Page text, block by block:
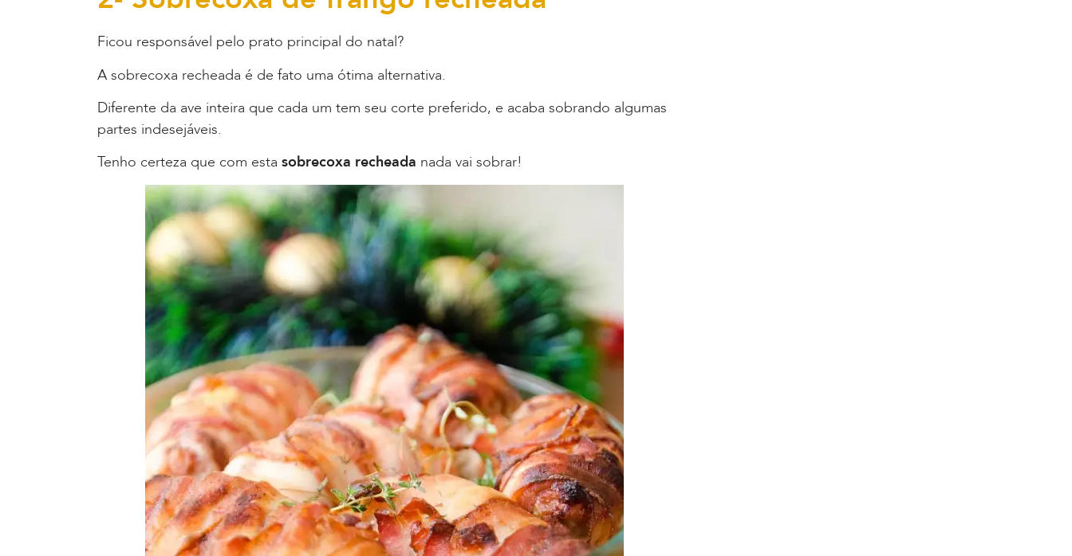
Ficou responsável pelo prato principal do natal?
A sobrecoxa recheada é de fato uma ótima alternativa.
Diferente da ave inteira que cada um tem seu corte preferido, e acaba sobrando algumas
partes indesejáveis.
Tenho certeza que com esta sobrecoxa recheada nada vai sobrar!